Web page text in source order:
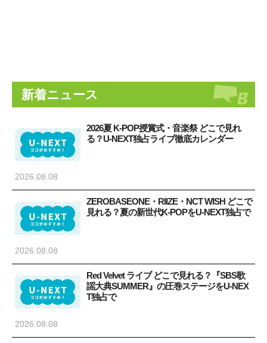
新着ニュース
2026夏 K-POP授賞式・音楽祭 どこで見れ
る？U-NEXT独占ライブ徹底カレンダー
2026.08.08
ZEROBASEONE・RIIZE・NCT WISH どこで
見れる？夏の新世代K-POPをU-NEXT独占で
2026.08.08
Red Velvet ライブ どこで見れる？『SBS歌
謡大典SUMMER』の圧巻ステージをU-NEX
T独占で
2026.08.08